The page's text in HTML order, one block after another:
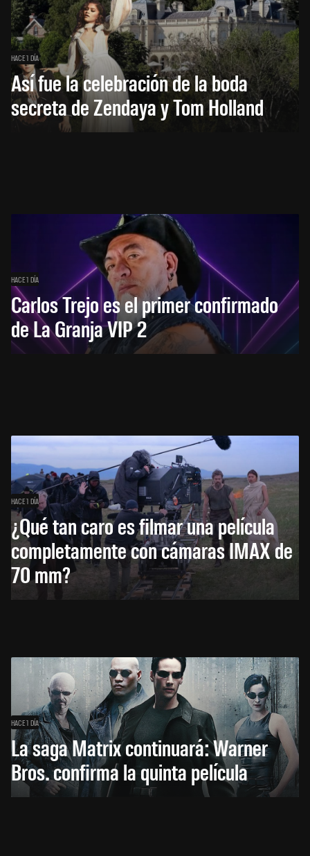
HACE 1 DÍA
Así fue la celebración de la boda
secreta de Zendaya y Tom Holland
HACE 1 DÍA
Carlos Trejo es el primer confirmado
de La Granja VIP 2
HACE 1 DÍA
¿Qué tan caro es filmar una película
completamente con cámaras IMAX de
70 mm?
HACE 1 DÍA
La saga Matrix continuará: Warner
Bros. confirma la quinta película